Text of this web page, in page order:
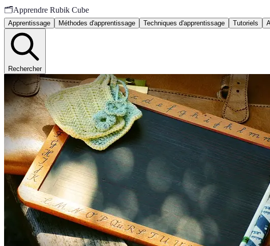
🗂️Apprendre Rubik Cube
Apprentissage Méthodes d'apprentissage Techniques d'apprentissage Tutoriels
Rechercher